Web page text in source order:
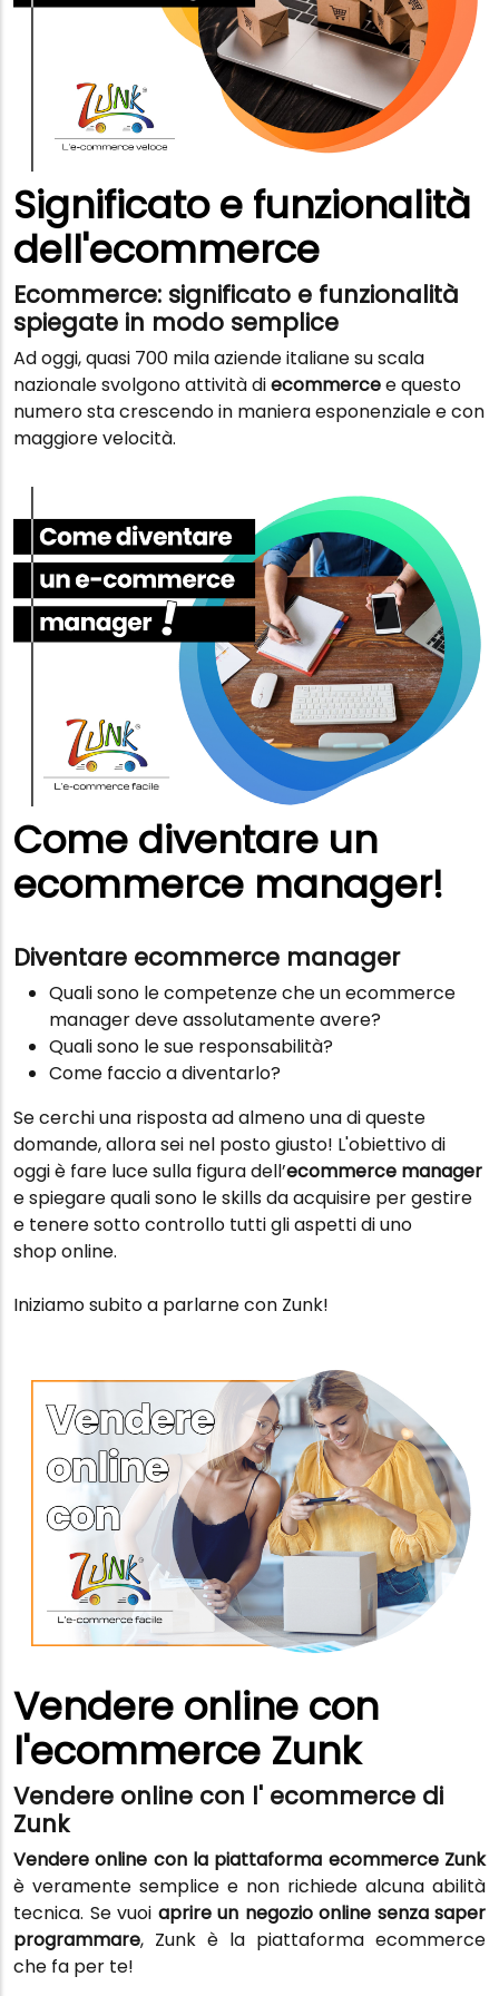
Significato e funzionalità
dell'ecommerce
Ecommerce: significato e funzionalità
spiegate in modo semplice
Ad oggi, quasi 700 mila aziende italiane su scala
nazionale svolgono attività diecommercee questo
numero sta crescendo in maniera esponenziale e con
maggiore velocità.
Come diventare un
ecommerce manager!
​​​​​​Diventare ecommerce manager
Quali sono le competenze che un ecommerce
manager deve assolutamente avere?
Quali sono le sue responsabilità?
Come faccio a diventarlo?
Se cerchi una risposta ad almeno una di queste
domande, allora sei nel posto giusto! L'obiettivo di
oggi è fare luce sulla figura dell’ecommerce manager
e spiegare quali sono le skills da acquisire per gestire
e tenere sotto controllo tutti gli aspetti di uno
shop online.
Iniziamo subito a parlarne con Zunk!
Vendere online con
l'ecommerce Zunk
Vendere online con l' ecommerce di
Zunk
Vendere online con la piattaforma ecommerce Zunk
è veramente semplice e non richiede alcuna abilità
tecnica. Se vuoi aprire un negozio online senza saper
programmare, Zunk è la piattaforma ecommerce
che fa per te!